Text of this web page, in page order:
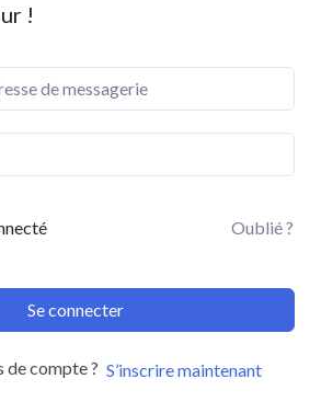
!
Oublié ?
Se connecter
de compte ? S’inscrire maintenant